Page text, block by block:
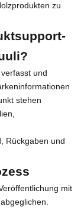
zu
und
stehen
Rückgaben und
mit